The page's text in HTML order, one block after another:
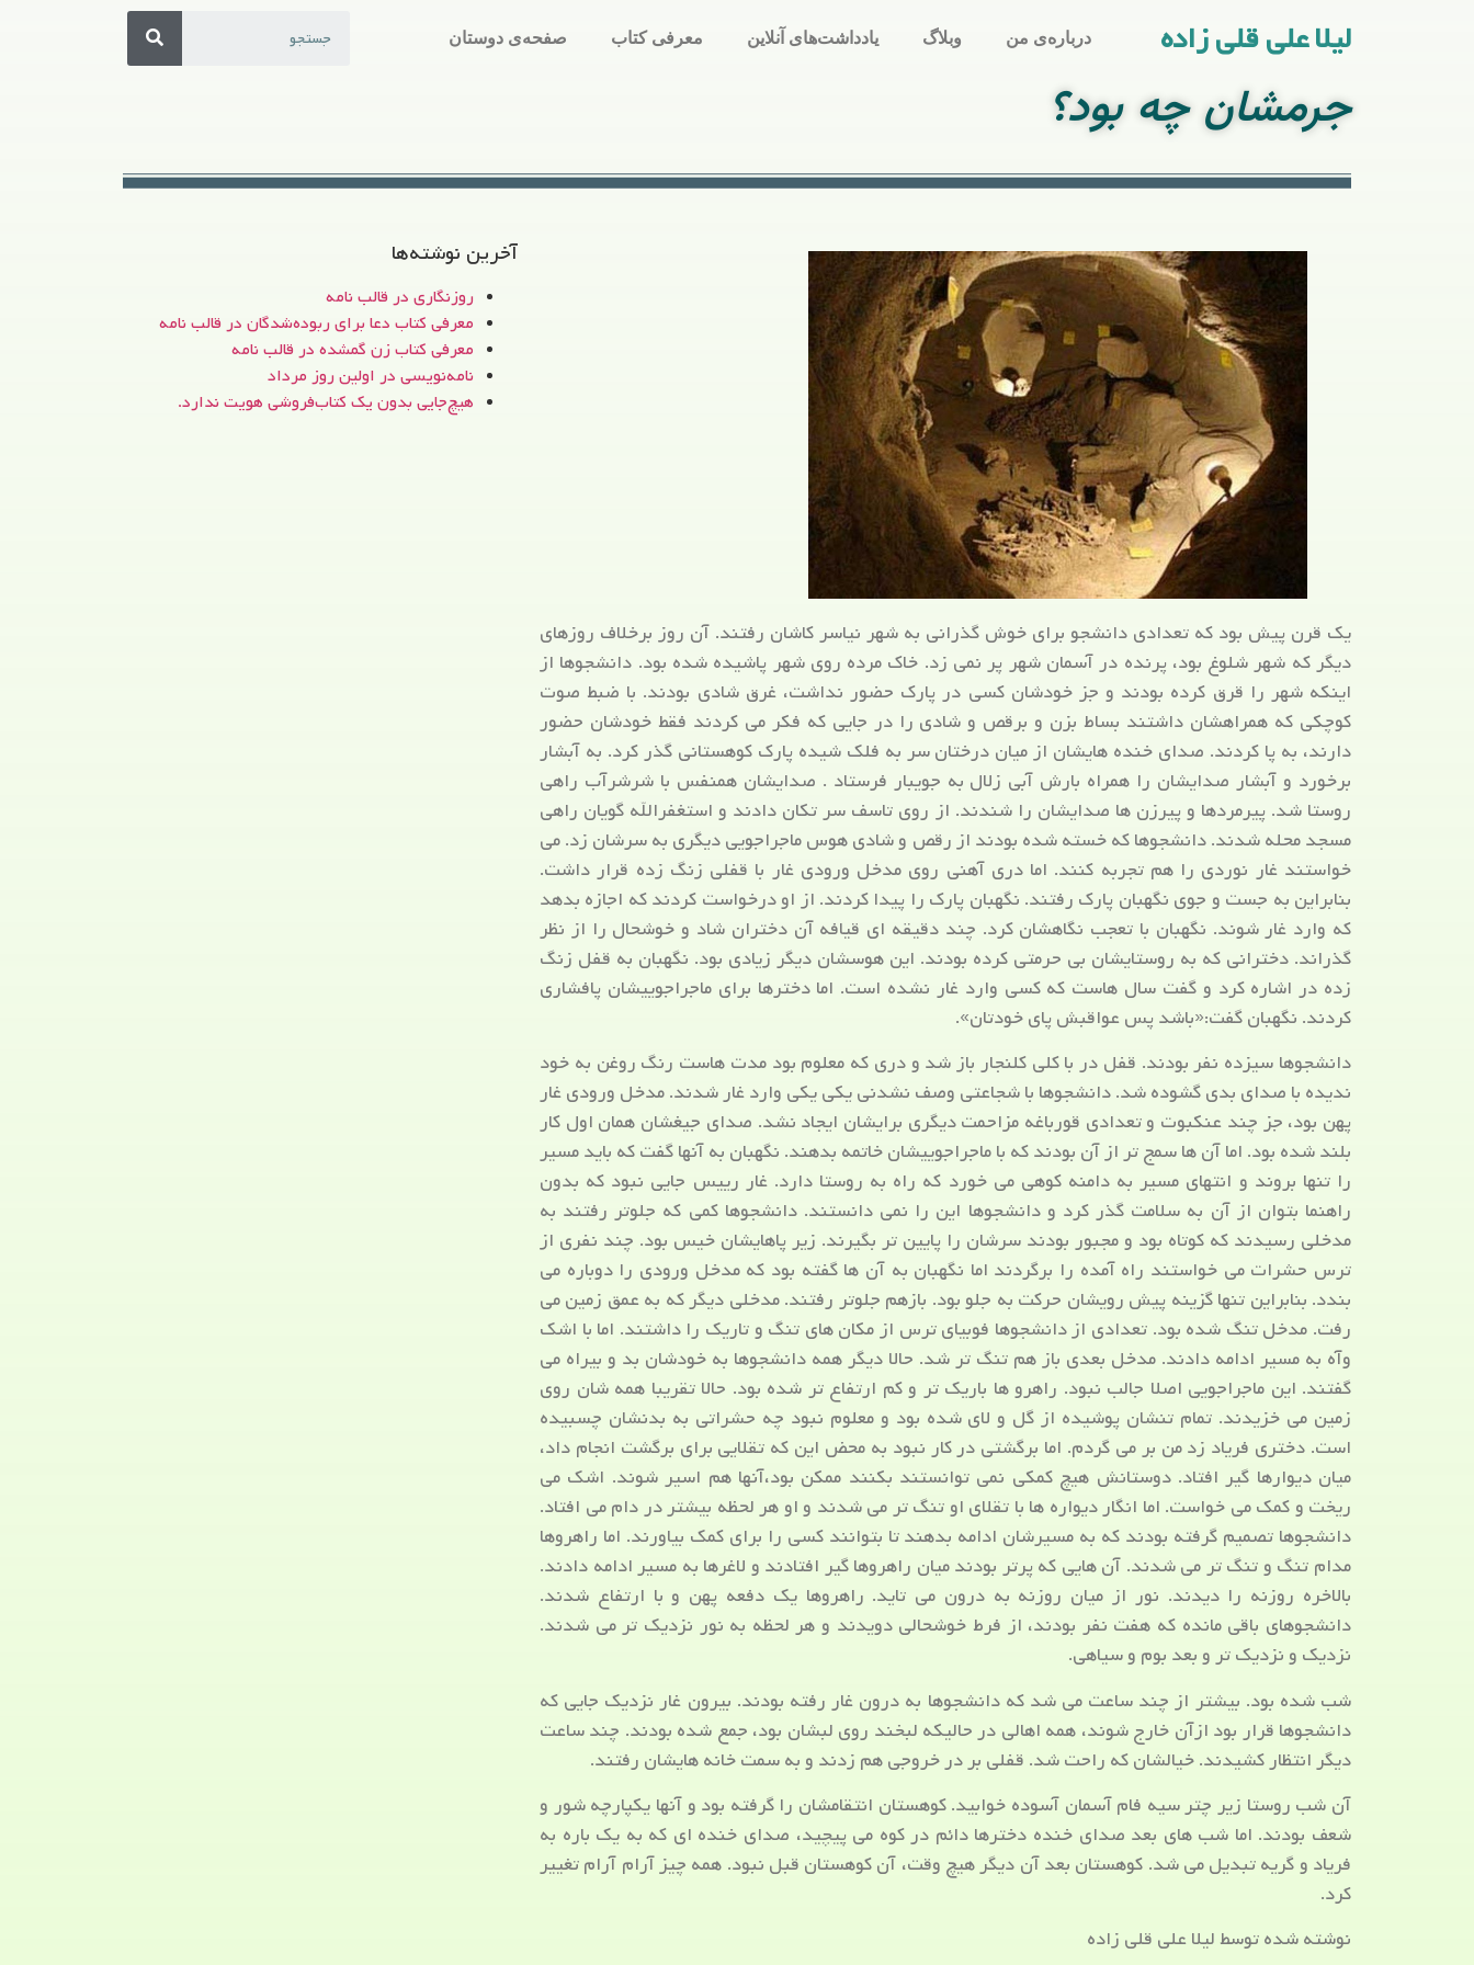
لیلا علی قلی زاده درباره‌ی من وبلاگ یادداشت‌های آنلاین معرفی کتاب صفحه‌ی دوستان
جرمشان چه بود؟
یک قرن پیش بود که تعدادی دانشجو برای خوش گذرانی به شهر نیاسر کاشان رفتند. آن روز برخلاف روزهای
دیگر که شهر شلوغ بود، پرنده در آسمان شهر پر نمی زد. خاک مرده روی شهر پاشیده شده بود. دانشجوها از
اینکه شهر را قرق کرده بودند و جز خودشان کسی در پارک حضور نداشت، غرق شادی بودند. با ضبط صوت
کوچکی که همراهشان داشتند بساط بزن و برقص و شادی را در جایی که فکر می کردند فقط خودشان حضور
دارند، به پا کردند. صدای خنده هایشان از میان درختان سر به فلک شیده پارک کوهستانی گذر کرد. به آبشار
برخورد و آبشار صدایشان را همراه بارش آبی زلال به جویبار فرستاد . صدایشان همنفس با شرشرآب راهی
روستا شد. پیرمردها و پیرزن ها صدایشان را شندند. از روی تاسف سر تکان دادند و استغفرالله گویان راهی
مسجد محله شدند. دانشجوها که خسته شده بودند از رقص و شادی هوس ماجراجویی دیگری به سرشان زد. می
خواستند غار نوردی را هم تجربه کنند. اما دری آهنی روی مدخل ورودی غار با قفلی زنگ زده قرار داشت.
بنابراین به جست و جوی نگهبان پارک رفتند. نگهبان پارک را پیدا کردند. از او درخواست کردند که اجازه بدهد
که وارد غار شوند. نگهبان با تعجب نگاهشان کرد. چند دقیقه ای قیافه آن دختران شاد و خوشحال را از نظر
گذراند. دخترانی که به روستایشان بی حرمتی کرده بودند. این هوسشان دیگر زیادی بود. نگهبان به قفل زنگ
زده در اشاره کرد و گفت سال هاست که کسی وارد غار نشده است. اما دخترها برای ماجراجوییشان پافشاری
کردند. نگهبان گفت:«باشد پس عواقبش پای خودتان».
دانشجوها سیزده نفر بودند. قفل در با کلی کلنجار باز شد و دری که معلوم بود مدت هاست رنگ روغن به خود
ندیده با صدای بدی گشوده شد. دانشجوها با شجاعتی وصف نشدنی یکی یکی وارد غار شدند. مدخل ورودی غار
پهن بود، جز چند عنکبوت و تعدادی قورباغه مزاحمت دیگری برایشان ایجاد نشد. صدای جیغشان همان اول کار
بلند شده بود. اما آن ها سمج تر از آن بودند که با ماجراجوییشان خاتمه بدهند. نگهبان به آنها گفت که باید مسیر
را تنها بروند و انتهای مسیر به دامنه کوهی می خورد که راه به روستا دارد. غار رییس جایی نبود که بدون
راهنما بتوان از آن به سلامت گذر کرد و دانشجوها این را نمی دانستند. دانشجوها کمی که جلوتر رفتند به
مدخلی رسیدند که کوتاه بود و مجبور بودند سرشان را پایین تر بگیرند. زیر پاهایشان خیس بود. چند نفری از
ترس حشرات می خواستند راه آمده را برگردند اما نگهبان به آن ها گفته بود که مدخل ورودی را دوباره می
بندد. بنابراین تنها گزینه پیش رویشان حرکت به جلو بود. بازهم جلوتر رفتند. مدخلی دیگر که به عمق زمین می
رفت. مدخل تنگ شده بود. تعدادی از دانشجوها فوبیای ترس از مکان های تنگ و تاریک را داشتند. اما با اشک
وآه به مسیر ادامه دادند. مدخل بعدی باز هم تنگ تر شد. حالا دیگر همه دانشجوها به خودشان بد و بیراه می
گفتند. این ماجراجویی اصلا جالب نبود. راهرو ها باریک تر و کم ارتفاع تر شده بود. حالا تقریبا همه شان روی
زمین می خزیدند. تمام تنشان پوشیده از گل و لای شده بود و معلوم نبود چه حشراتی به بدنشان چسبیده
است. دختری فریاد زد من بر می گردم. اما برگشتی در کار نبود به محض این که تقلایی برای برگشت انجام داد،
میان دیوارها گیر افتاد. دوستانش هیچ کمکی نمی توانستند بکنند ممکن بود،آنها هم اسیر شوند. اشک می
ریخت و کمک می خواست. اما انگار دیواره ها با تقلای او تنگ تر می شدند و او هر لحظه بیشتر در دام می افتاد.
دانشجوها تصمیم گرفته بودند که به مسیرشان ادامه بدهند تا بتوانند کسی را برای کمک بیاورند. اما راهروها
مدام تنگ و تنگ تر می شدند. آن هایی که پرتر بودند میان راهروها گیر افتادند و لاغرها به مسیر ادامه دادند.
بالاخره روزنه را دیدند. نور از میان روزنه به درون می تاید. راهروها یک دفعه پهن و با ارتفاع شدند.
دانشجوهای باقی مانده که هفت نفر بودند، از فرط خوشحالی دویدند و هر لحظه به نور نزدیک تر می شدند.
نزدیک و نزدیک تر و بعد بوم و سیاهی.
شب شده بود. بیشتر از چند ساعت می شد که دانشجوها به درون غار رفته بودند. بیرون غار نزدیک جایی که
دانشجوها قرار بود ازآن خارج شوند، همه اهالی در حالیکه لبخند روی لبشان بود، جمع شده بودند. چند ساعت
دیگر انتظار کشیدند. خیالشان که راحت شد. قفلی بر در خروجی هم زدند و به سمت خانه هایشان رفتند.
آن شب روستا زیر چتر سیه فام آسمان آسوده خوابید. کوهستان انتقامشان را گرفته بود و آنها یکپارچه شور و
شعف بودند. اما شب های بعد صدای خنده دخترها دائم در کوه می پیچید، صدای خنده ای که به یک باره به
فریاد و گریه تبدیل می شد. کوهستان بعد آن دیگر هیچ وقت، آن کوهستان قبل نبود. همه چیز آرام آرام تغییر
کرد.
نوشته شده توسط لیلا علی قلی زاده
آخرین نوشته‌ها
روزنگاری در قالب نامه
معرفی کتاب دعا برای ربوده‌شدگان در قالب نامه
معرفی کتاب زن‌ گمشده در قالب نامه
نامه‌نویسی در اولین روز مرداد
هیچ‌جایی بدون یک کتاب‌فروشی هویت ندارد.